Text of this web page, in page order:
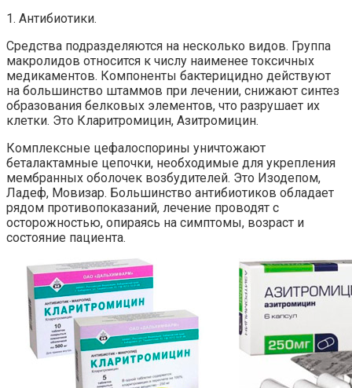
1. Антибиотики.
Средства подразделяются на несколько видов. Группа
макролидов относится к числу наименее токсичных
медикаментов. Компоненты бактерицидно действуют
на большинство штаммов при лечении, снижают синтез
образования белковых элементов, что разрушает их
клетки. Это Кларитромицин, Азитромицин.
Комплексные цефалоспорины уничтожают
беталактамные цепочки, необходимые для укрепления
мембранных оболочек возбудителей. Это Изодепом,
Ладеф, Мовизар. Большинство антибиотиков обладает
рядом противопоказаний, лечение проводят с
осторожностью, опираясь на симптомы, возраст и
состояние пациента.